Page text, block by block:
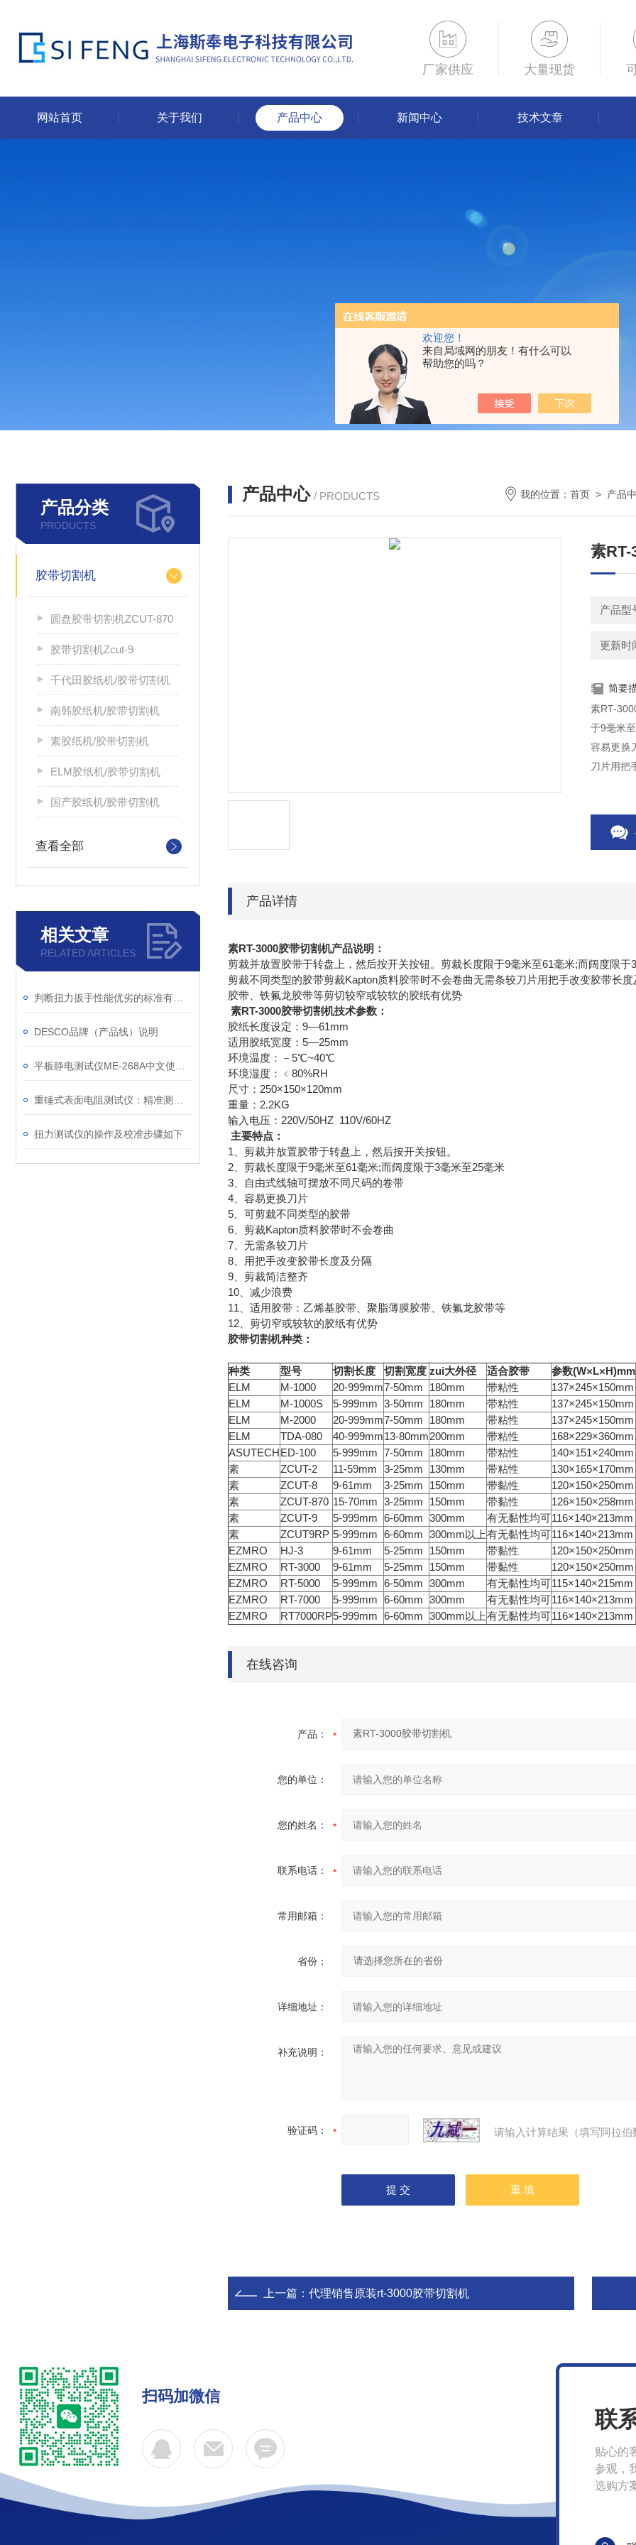
欢迎您！
来自局域网的朋友！有什么可以
帮助您的吗？
厂家供应 大量现货
网站首页 关于我们 产品中心 新闻中心 技术文章
产品分类
PRODUCTS
胶带切割机
圆盘胶带切割机ZCUT-870
胶带切割机Zcut-9
千代田胶纸机/胶带切割机
南韩胶纸机/胶带切割机
素胶纸机/胶带切割机
ELM胶纸机/胶带切割机
国产胶纸机/胶带切割机
查看全部
相关文章
RELATED ARTICLES
DESCO品牌（产品线）说明
扭力测试仪的操作及校准步骤如下
产品中心 / PRODUCTS 我的位置： 首页 > 产品
素RT-
产品型
更新时
简要
素RT-
于9毫米
容易更换
刀片用把
产品详情
素RT-3000胶带切割机产品说明：
剪裁并放置胶带于转盘上，然后按开关按钮。剪裁长度限于9毫米至61毫米;而阔度限
剪裁不同类型的胶带剪裁Kapton质料胶带时不会卷曲无需条较刀片用把手改变胶带长
胶带、铁氟龙胶带等剪切较窄或较软的胶纸有优势
素RT-3000胶带切割机技术参数：
胶纸长度设定：9—61mm
适用胶纸宽度：5—25mm
环境温度：－5℃~40℃
环境湿度：﹤80%RH
尺寸：250×150×120mm
重量：2.2KG
输入电压：220V/50HZ 110V/60HZ
主要特点：
1、剪裁并放置胶带于转盘上，然后按开关按钮。
2、剪裁长度限于9毫米至61毫米;而阔度限于3毫米至25毫米
3、自由式线轴可摆放不同尺码的卷带
4、容易更换刀片
5、可剪裁不同类型的胶带
6、剪裁Kapton质料胶带时不会卷曲
7、无需条较刀片
8、用把手改变胶带长度及分隔
9、剪裁简洁整齐
10、减少浪费
11、适用胶带：乙烯基胶带、聚脂薄膜胶带、铁氟龙胶带等
12、剪切窄或较软的胶纸有优势
胶带切割机种类：
种类 型号 切割长度 切割宽度 zui大外径 适合胶带 参数(W×L×H)mm
ELM
M-1000 20-999mm7-50mm 180mm 带粘性 137×245×150mm
ELM
M-1000S 5-999mm 3-50mm 180mm 带粘性 137×245×150mm
ELM
M-2000 20-999mm7-50mm 180mm 带粘性 137×245×150mm
ELM
TDA-080 40-999mm13-80mm200mm 带粘性 168×229×360mm
ASUTECHED-100 5-999mm 7-50mm 180mm 带粘性 140×151×240mm
素
ZCUT-2 11-59mm 3-25mm 130mm 带粘性 130×165×170mm
素
ZCUT-8 9-61mm 3-25mm 150mm 带黏性 120×150×250mm
素
ZCUT-870 15-70mm 3-25mm 150mm 带黏性 126×150×258mm
素
ZCUT-9 5-999mm 6-60mm 300mm 有无黏性均可116×140×213mm
素
ZCUT9RP 5-999mm 6-60mm 300mm以上有无黏性均可116×140×213mm
EZMRO
HJ-3 9-61mm 5-25mm 150mm 带黏性 120×150×250mm
EZMRO
RT-3000 9-61mm 5-25mm 150mm 带黏性 120×150×250mm
EZMRO
RT-5000 5-999mm 6-50mm 300mm 有无黏性均可115×140×215mm
EZMRO
RT-7000 5-999mm 6-60mm 300mm 有无黏性均可116×140×213mm
EZMRO
RT7000RP5-999mm 6-60mm 300mm以上有无黏性均可116×140×213mm
在线咨询
产品：
您的单位：
您的姓名：
联系电话：
常用邮箱：
省份：
详细地址：
补充说明：
验证码： 请输入计算结果（填写阿拉
上一篇： 代理销售原装rt-3000胶带切割机
扫码加微信
联
贴心的
参观，
选购方